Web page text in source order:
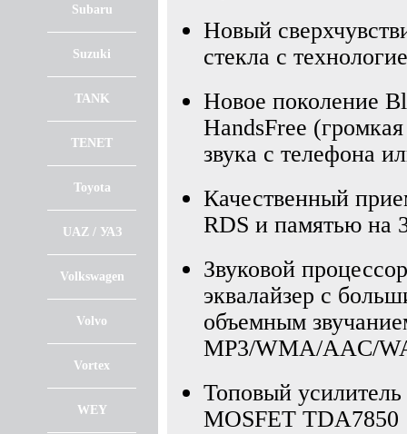
Subaru
Suzuki
TANK
TENET
Toyota
UAZ / УАЗ
Volkswagen
Volvo
Vortex
WEY
Новый
стекла с
Новое поколение
HandsFree
звука с телефона
Качественный
RDS и памятью на
Звуковой
эквалайзер с
объемным
MP3/WMA/AAC/
Топовый
MOSFET TDA7850